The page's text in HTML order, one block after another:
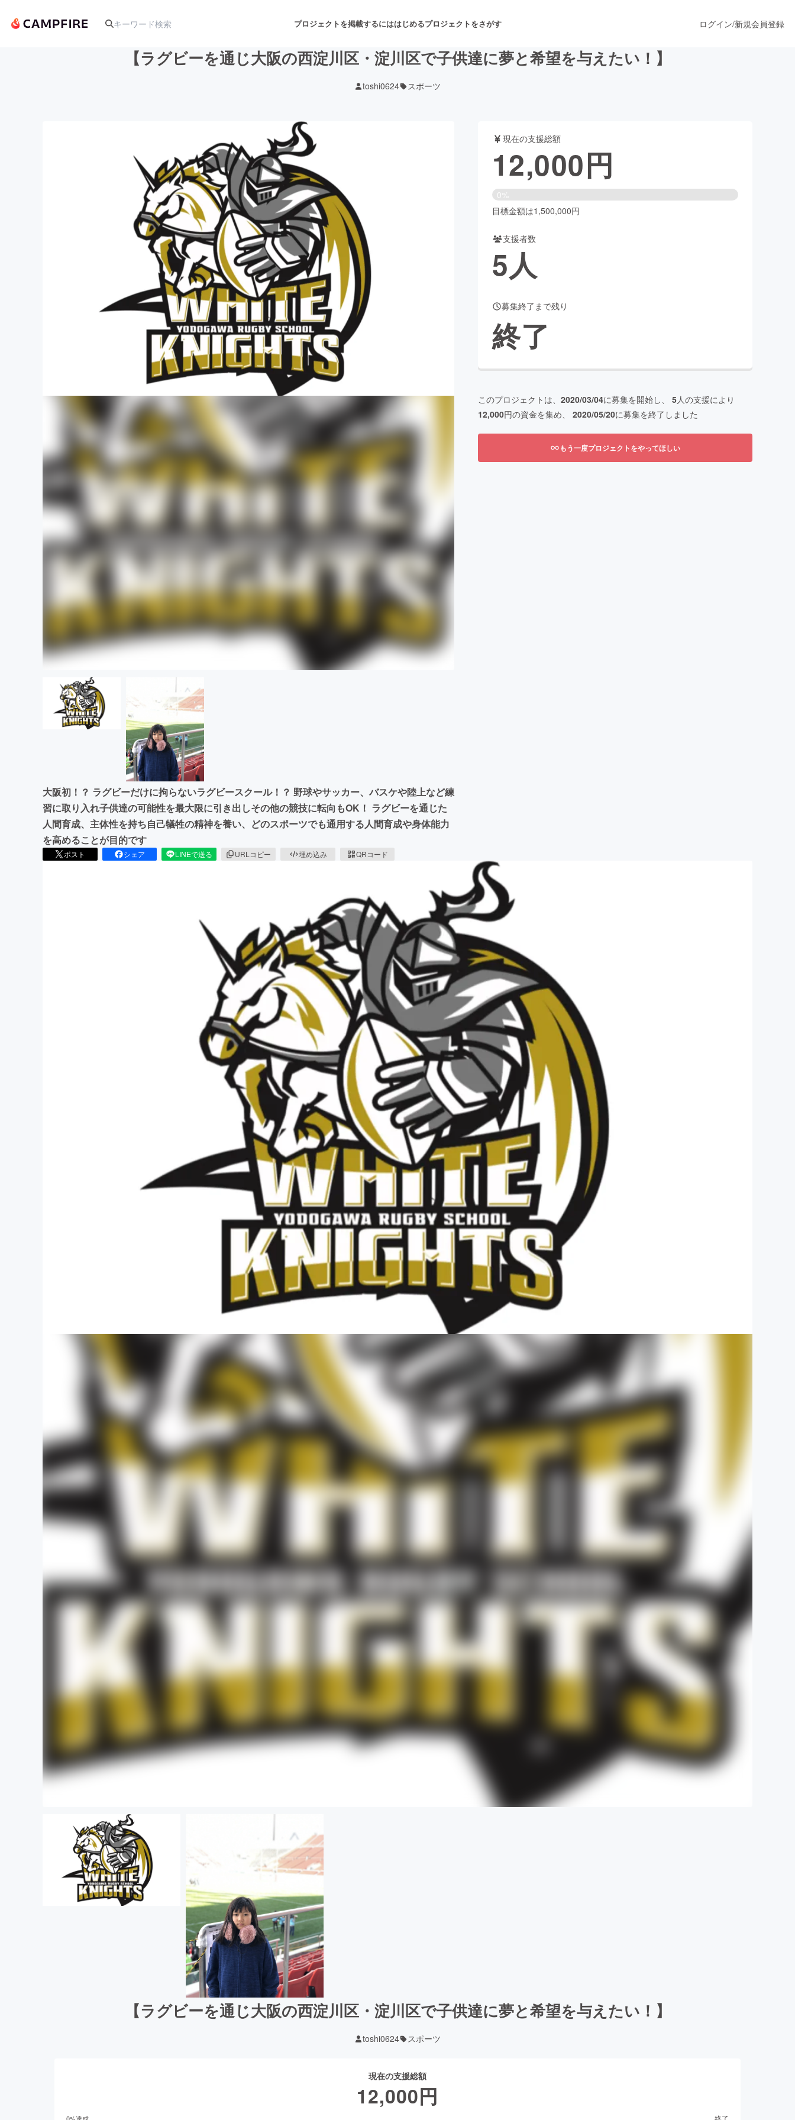
プロジェクトを掲載するにははじめるプロジェクトをさがす
音楽 舞台・パフォーマンス
テクノロジー・ガジェット ゲーム・サービス開発 ファッション
映像・映画 書籍・雑誌出版
ビジネス・起業 チャレンジ ビューティー・ヘルスケア
まちづくり・地域活性化
CAMPFIRE for Social Good
CAMPFIREふるさと納税
ログイン/新規会員登録
【ラグビーを通じ大阪の西淀川区・淀川区で子供達に夢と希望を与えたい！】
toshi0624 スポーツ
大阪初！？ ラグビーだけに拘らないラグビースクール！？ 野球やサッカー、バスケや陸上など練
習に取り入れ子供達の可能性を最大限に引き出しその他の競技に転向もOK！ ラグビーを通じた
人間育成、主体性を持ち自己犠牲の精神を養い、どのスポーツでも通用する人間育成や身体能力
を高めることが目的です
ポスト シェア LINEで送る URLコピー 埋め込み QRコード
現在の支援総額
12,000円
0%
目標金額は1,500,000円
支援者数
5人
募集終了まで残り
終了
このプロジェクトは、 2020/03/04に募集を開始し、 5人の支援により
12,000円の資金を集め、 2020/05/20に募集を終了しました
もう一度プロジェクトをやってほしい
【ラグビーを通じ大阪の西淀川区・淀川区で子供達に夢と希望を与えたい！】
toshi0624 スポーツ
現在の支援総額
12,000円